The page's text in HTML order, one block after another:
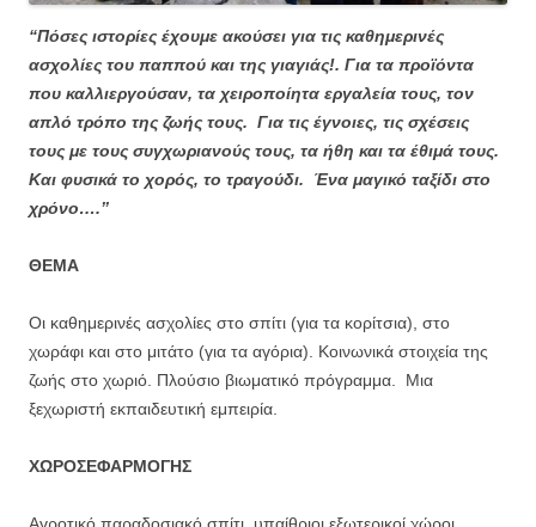
“Πόσες ιστορίες έχουμε ακούσει για τις καθημερινές
ασχολίες του παππού και της γιαγιάς!. Για τα προϊόντα
που καλλιεργούσαν, τα χειροποίητα εργαλεία τους, τον
απλό τρόπο της ζωής τους. Για τις έγνοιες, τις σχέσεις
τους με τους συγχωριανούς τους, τα ήθη και τα έθιμά τους.
Και φυσικά το χορός, το τραγούδι. Ένα μαγικό ταξίδι στο
χρόνο….’’
ΘΕΜΑ
Οι καθημερινές ασχολίες στο σπίτι (για τα κορίτσια), στο
χωράφι και στο μιτάτο (για τα αγόρια). Κοινωνικά στοιχεία της
ζωής στο χωριό. Πλούσιο βιωματικό πρόγραμμα. Μια
ξεχωριστή εκπαιδευτική εμπειρία.
ΧΩΡΟΣΕΦΑΡΜΟΓΗΣ